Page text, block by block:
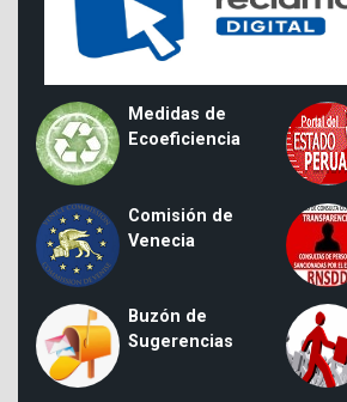
Medidas de
Ecoeficiencia
Comisión de
Venecia
Buzón de
Sugerencias